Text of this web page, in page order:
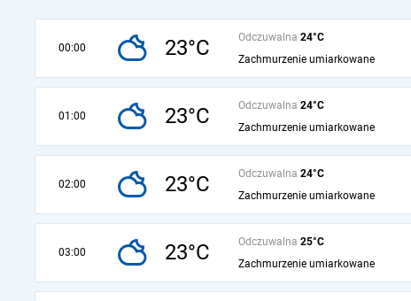
00:00 23°C Odczuwalna 24°C
Zachmurzenie umiarkowane
01:00 23°C Odczuwalna 24°C
Zachmurzenie umiarkowane
02:00 23°C Odczuwalna 24°C
Zachmurzenie umiarkowane
03:00 23°C Odczuwalna 25°C
Zachmurzenie umiarkowane